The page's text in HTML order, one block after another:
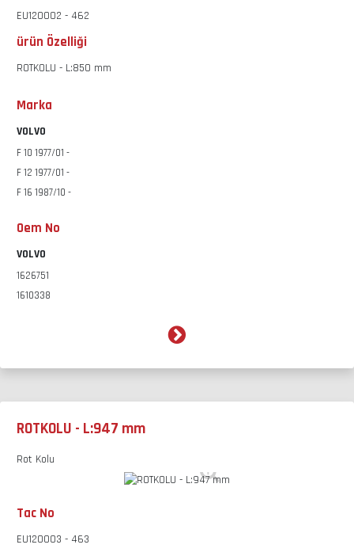
EU120002 - 462
ürün Özelliği
ROTKOLU - L:850 mm
Marka
VOLVO
F 10 1977/01 -
F 12 1977/01 -
F 16 1987/10 -
Oem No
VOLVO
1626751
1610338
ROTKOLU - L:947 mm
Rot Kolu
Tac No
EU120003 - 463